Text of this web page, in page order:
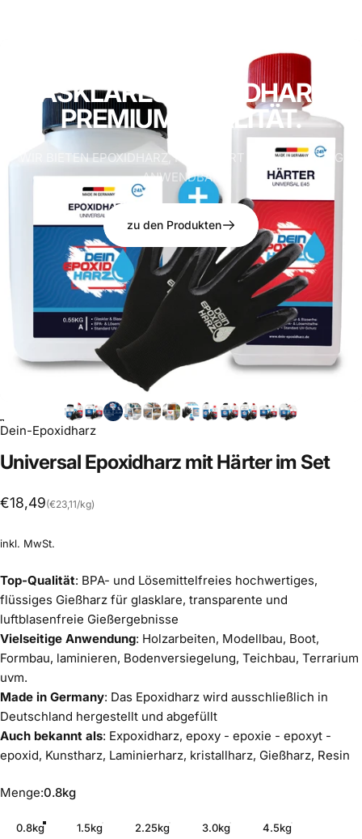
GLASKLARES EPOXIDHARZ
PREMIUM
QUALITÄT.
WIR BIETEN EPOXIDHARZ, PREISWERT UND VIELFÄLTIG
ANWENDBAR
zu den Produkten
Dein-Epoxidharz
Universal Epoxidharz mitHärterim Set
€18,49
Preis pro Stück
(€23,11/
pro kg)
inkl. MwSt.
Top-Qualität: BPA- und Lösemittelfreies hochwertiges,
flüssiges Gießharz für glasklare, transparente und
luftblasenfreie Gießergebnisse
Vielseitige Anwendung: Holzarbeiten, Modellbau, Boot,
Formbau, laminieren, Bodenversiegelung, Teichbau, Terrarium
uvm.
Made in Germany: Das Epoxidharz wird ausschließlich in
Deutschland hergestellt und abgefüllt
Auch bekannt als: Expoxidharz, epoxy - epoxie - epoxyt -
epoxid, Kunstharz, Laminierharz, kristallharz, Gießharz, Resin
Menge
Menge:0.8kg
0.8kg 1.5kg 2.25kg 3.0kg 4.5kg